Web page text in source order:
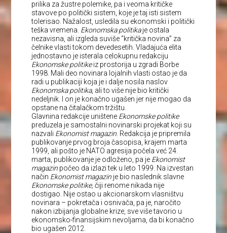
prilika za žustre polemike, pa i veoma kritičke
stavove po politički sistem, koje je taj isti sistem
tolerisao. Nažalost, usledila su ekonomski i politički
teška vremena. Ekonomska politikaje ostala
nezavisna, ali izgleda suviše “kritička novina” za
čelnike vlasti tokom devedesetih. Vladajuća elita
jednostavno je isterala celokupnu redakciju
Ekonomske politikeiz prostorija u zgradi Borbe
1998. Mali deo novinara lojalnih vlasti ostao je da
radi u publikaciji koja je i dalje nosila naslov
Ekonomska politika, ali to više nije bio kritički
nedeljnik. I on je konačno ugašen jer nije mogao da
opstane na čitalačkom tržištu.
Glavnina redakcije uništene Ekonomske politike
preduzela je samostalni novinarski projekat koji su
nazvali Ekonomist magazin . Redakcija je pripremila
publikovanje prvog broja časopisa, krajem marta
1999, ali pošto je NATO agresija počela već 24.
marta, publikovanje je odloženo, pa je Ekonomist
magazin počeo da izlazi tek u leto 1999. Na izvestan
način Ekonomist magazin je bio naslednik slavne
Ekonomske politike, čiji renome nikada nije
dostigao. Nije ostao u akcionarskom vlasništvu
novinara – pokretača i osnivača, pa je, naročito
nakon izbijanja globalne krize, sve više tavorio u
ekonomsko-finansijskim nevoljama, da bi konačno
bio ugašen 2012.